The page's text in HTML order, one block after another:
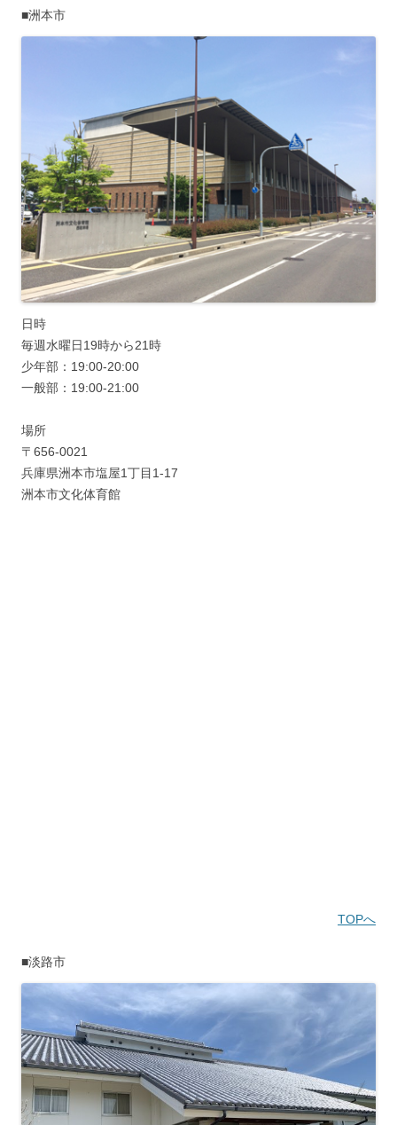
■洲本市
日時
毎週水曜日19時から21時
少年部：19:00-20:00
一般部：19:00-21:00
場所
〒656-0021
兵庫県洲本市塩屋1丁目1-17
洲本市文化体育館
TOPへ
■淡路市